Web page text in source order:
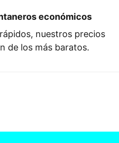
económicos
nuestros precios
de los más baratos.